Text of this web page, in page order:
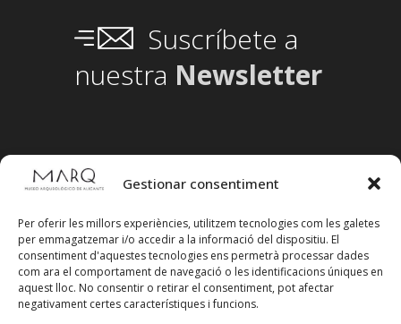
Gestionar consentiment
Per oferir les millors experiències, utilitzem tecnologies com les galetes
per emmagatzemar i/o accedir a la informació del dispositiu. El
consentiment d'aquestes tecnologies ens permetrà processar dades
com ara el comportament de navegació o les identificacions úniques en
aquest lloc. No consentir o retirar el consentiment, pot afectar
negativament certes característiques i funcions.
Suscríbete a
nuestra Newsletter